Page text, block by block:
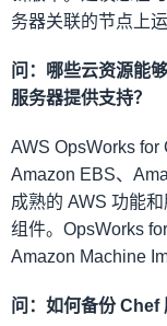
务器关联的节点上
问：哪些云资源能
服务器提供支持？
AWS OpsWorks for
Amazon EBS、
成熟的 AWS 功能
组件。OpsWorks
Amazon Machine
问：如何备份 Chef